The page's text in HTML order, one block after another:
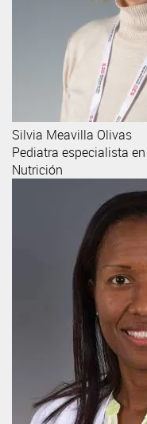
Silvia Meavilla Olivas
Pediatra especialista
Nutrición